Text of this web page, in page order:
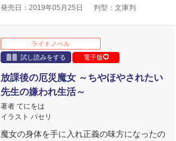
発売日：2019年05月25日
判型：文庫判
ライトノベル
試し読みをする
電子版
放課後の厄災魔女 ～ちやほやされたい
先生の嫌われ生活～
著者 てにをは
イラスト パセリ
魔女の身体を手に入れ正義の味方になったの